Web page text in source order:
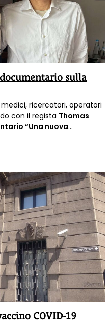
sulla
ricercatori, operatori
con il regista Thomas
“Una nuova
COVID-19